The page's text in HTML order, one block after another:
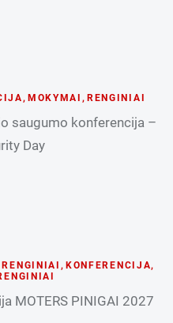
, MOKYMAI , RENGINIAI
saugumo konferencija –
Day
, KONFERENCIJA,
MOTERS PINIGAI 2027